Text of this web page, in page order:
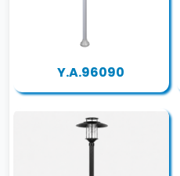
Y.A.96090